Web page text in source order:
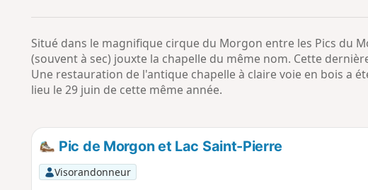
Situé dans le magnifique cirque du Morgon entre les Pics du
(souvent à sec) jouxte la chapelle du même nom. Cette
Une restauration de l'antique chapelle à claire voie en bois a
lieu le 29 juin de cette même année.
Pic de Morgon et Lac Saint-Pierre
Visorandonneur